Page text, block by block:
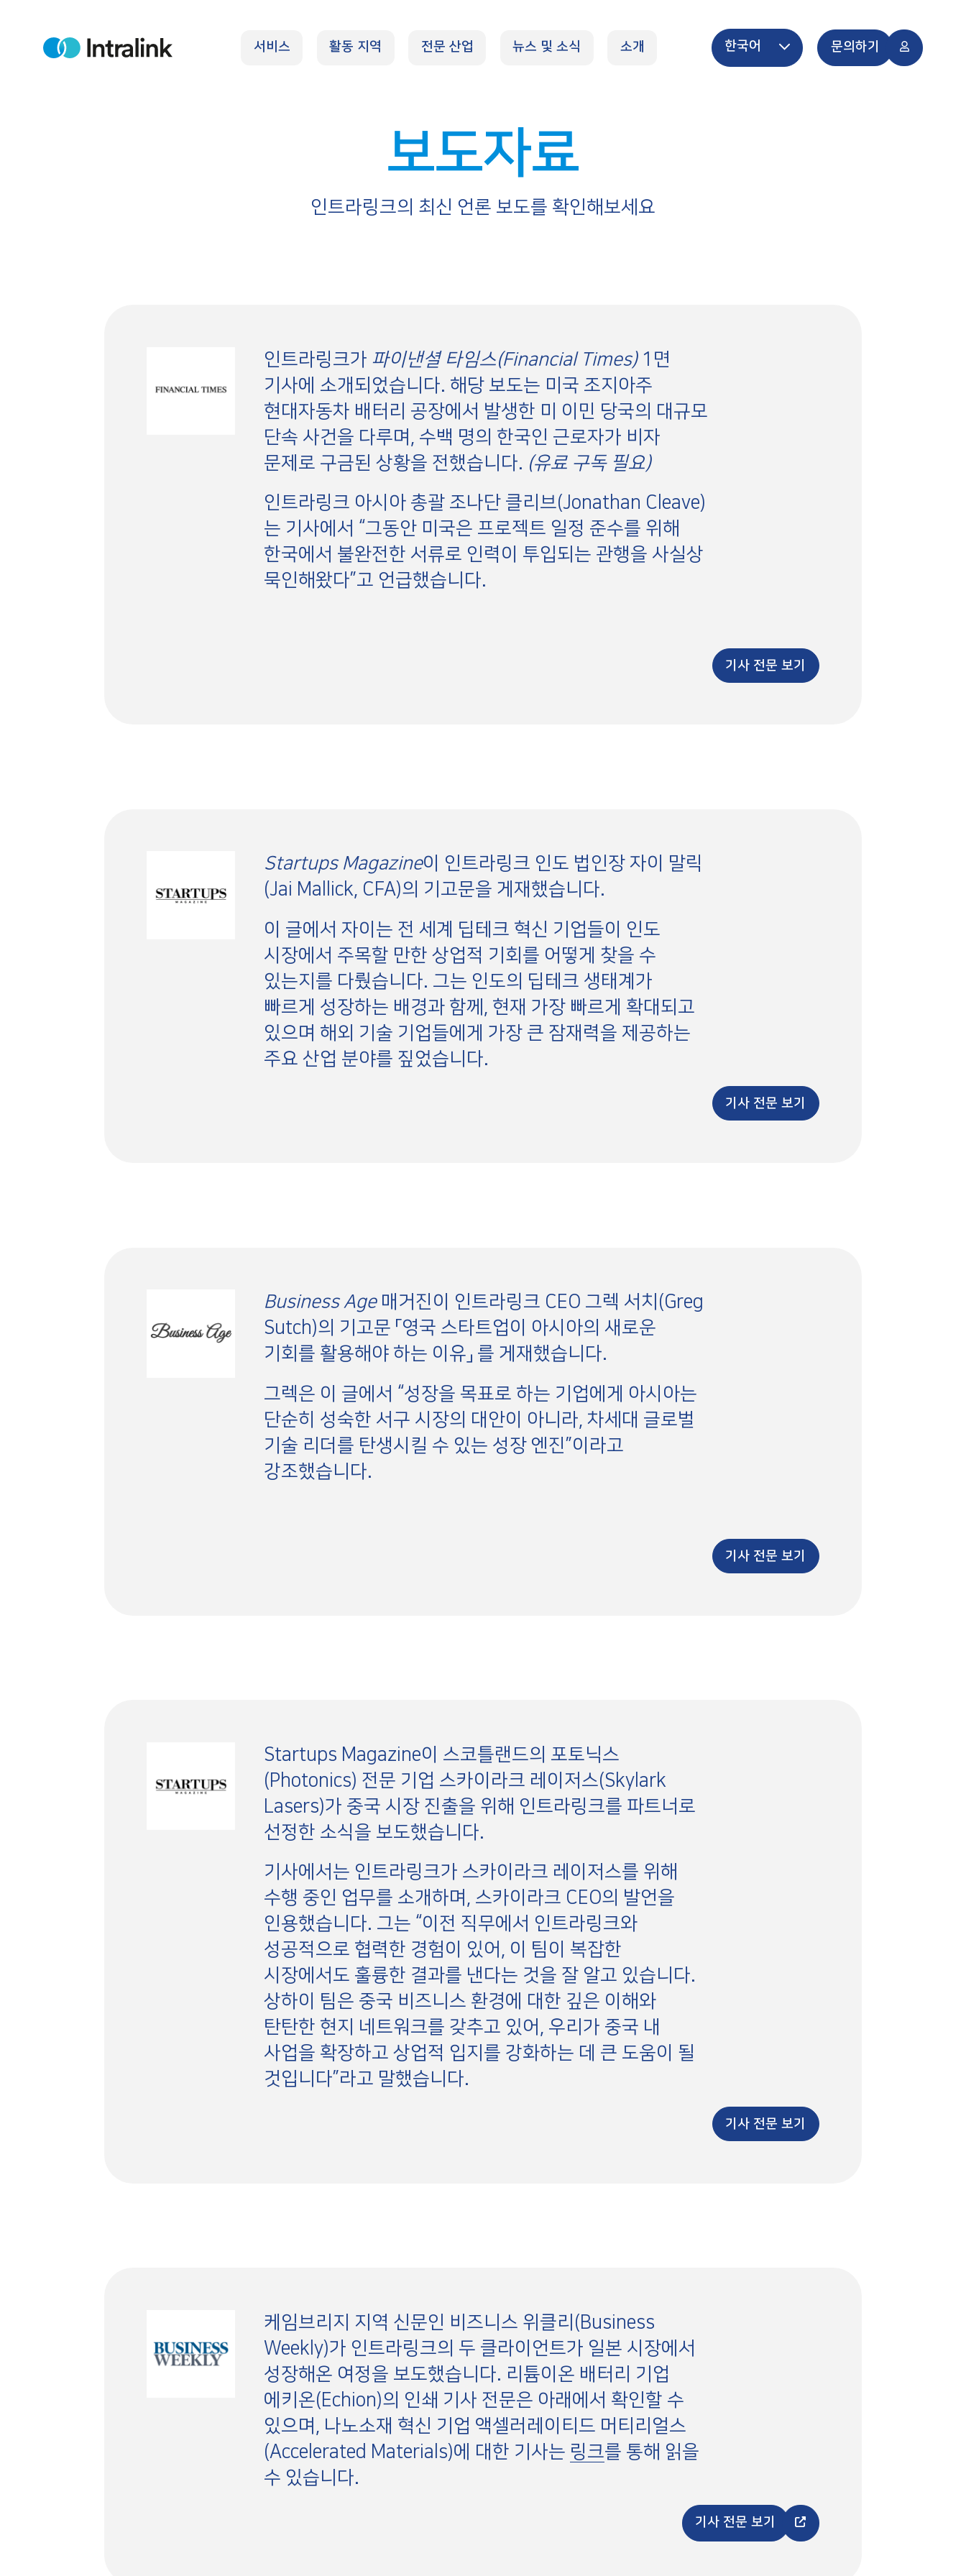
H
서비스 활동 지역 전문 산업 뉴스 및 소식 소개 한국어 문의하기
보도자료
인트라링크의 최신 언론 보도를 확인해보세요
인트라링크가 파이낸셜 타임스(Financial Times)1면
기사에 소개되었습니다. 해당 보도는 미국 조지아주
현대자동차 배터리 공장에서 발생한 미 이민 당국의 대규모
단속 사건을 다루며, 수백 명의 한국인 근로자가 비자
문제로 구금된 상황을 전했습니다. (유료 구독 필요)
인트라링크 아시아 총괄 조나단 클리브(Jonathan Cleave)
는 기사에서 “그동안 미국은 프로젝트 일정 준수를 위해
한국에서 불완전한 서류로 인력이 투입되는 관행을 사실상
묵인해왔다”고 언급했습니다.
기사 전문 보기
Startups Magazine이 인트라링크 인도 법인장 자이 말릭
(Jai Mallick, CFA)의 기고문을 게재했습니다.
이 글에서 자이는 전 세계 딥테크 혁신 기업들이 인도
시장에서 주목할 만한 상업적 기회를 어떻게 찾을 수
있는지를 다뤘습니다. 그는 인도의 딥테크 생태계가
빠르게 성장하는 배경과 함께, 현재 가장 빠르게 확대되고
있으며 해외 기술 기업들에게 가장 큰 잠재력을 제공하는
주요 산업 분야를 짚었습니다.
기사 전문 보기
Business Age매거진이 인트라링크 CEO 그렉 서치(Greg
Sutch)의 기고문 「영국 스타트업이 아시아의 새로운
기회를 활용해야 하는 이유」 를 게재했습니다.
그렉은 이 글에서 “성장을 목표로 하는 기업에게 아시아는
단순히 성숙한 서구 시장의 대안이 아니라, 차세대 글로벌
기술 리더를 탄생시킬 수 있는 성장 엔진”이라고
강조했습니다.
기사 전문 보기
Startups Magazine이 스코틀랜드의 포토닉스
(Photonics) 전문 기업 스카이라크 레이저스(Skylark
Lasers)가 중국 시장 진출을 위해 인트라링크를 파트너로
선정한 소식을 보도했습니다.
기사에서는 인트라링크가 스카이라크 레이저스를 위해
수행 중인 업무를 소개하며, 스카이라크 CEO의 발언을
인용했습니다. 그는 “이전 직무에서 인트라링크와
성공적으로 협력한 경험이 있어, 이 팀이 복잡한
시장에서도 훌륭한 결과를 낸다는 것을 잘 알고 있습니다.
상하이 팀은 중국 비즈니스 환경에 대한 깊은 이해와
탄탄한 현지 네트워크를 갖추고 있어, 우리가 중국 내
사업을 확장하고 상업적 입지를 강화하는 데 큰 도움이 될
것입니다”라고 말했습니다.
기사 전문 보기
케임브리지 지역 신문인 비즈니스 위클리(Business
Weekly)가 인트라링크의 두 클라이언트가 일본 시장에서
성장해온 여정을 보도했습니다. 리튬이온 배터리 기업
에키온(Echion)의 인쇄 기사 전문은 아래에서 확인할 수
있으며, 나노소재 혁신 기업 액셀러레이티드 머티리얼스
(Accelerated Materials)에 대한 기사는 링크를 통해 읽을
수 있습니다.
기사 전문 보기